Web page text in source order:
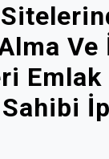
Ve
Emlak